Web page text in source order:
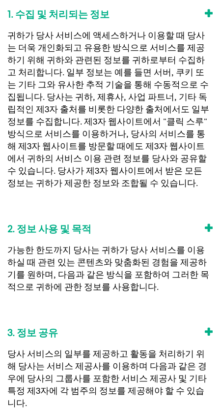
1. 수집 및 처리되는 정보
귀하가 당사 서비스에 액세스하거나 이용할 때 당사
는 더욱 개인화되고 유용한 방식으로 서비스를 제공
하기 위해 귀하와 관련된 정보를 귀하로부터 수집하
고 처리합니다. 일부 정보는 예를 들면 서버, 쿠키 또
는 기타 그와 유사한 추적 기술을 통해 수동적으로 수
집됩니다. 당사는 귀하, 제휴사, 사업 파트너, 기타 독
립적인 제3자 출처를 비롯한 다양한 출처에서도 일부
정보를 수집합니다. 제3자 웹사이트에서 "클릭 스루"
방식으로 서비스를 이용하거나, 당사의 서비스를 통
해 제3자 웹사이트를 방문할 때에도 제3자 웹사이트
에서 귀하의 서비스 이용 관련 정보를 당사와 공유할
수 있습니다. 당사가 제3자 웹사이트에서 받은 모든
정보는 귀하가 제공한 정보와 조합될 수 있습니다.
2. 정보 사용 및 목적
가능한 한도까지 당사는 귀하가 당사 서비스를 이용
하실 때 관련 있는 콘텐츠와 맞춤화된 경험을 제공하
기를 원하며, 다음과 같은 방식을 포함하여 그러한 목
적으로 귀하에 관한 정보를 사용합니다.
3. 정보 공유
당사 서비스의 일부를 제공하고 활동을 처리하기 위
해 당사는 서비스 제공사를 이용하며 다음과 같은 경
우에 당사의 그룹사를 포함한 서비스 제공사 및 기타
특정 제3자에 각 범주의 정보를 제공해야 할 수 있습
니다.